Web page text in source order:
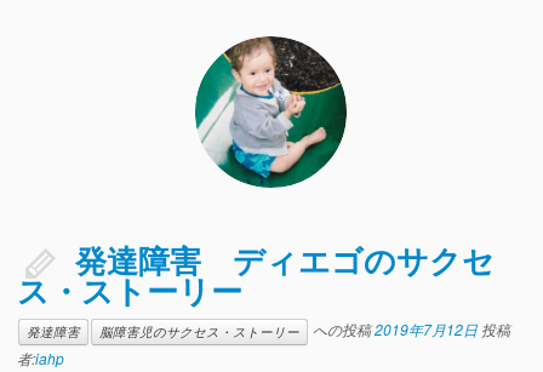
発達障害 ディエゴのサクセ
ス・ストーリー
発達障害 脳障害児のサクセス・ストーリー への投稿2019年7月12日 投稿
者:iahp